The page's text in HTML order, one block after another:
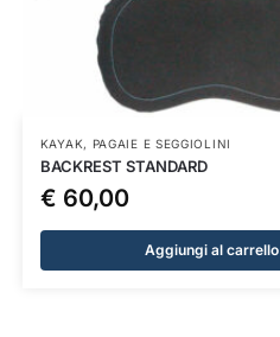
KAYAK, PAGAIE E SEGGIOLINI
BACKREST STANDARD
€ 60,00
Aggiungi al carrello